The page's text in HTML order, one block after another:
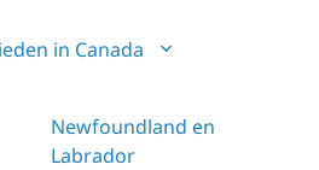
in Canada
Newfoundland en
Labrador